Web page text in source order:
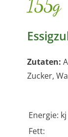
Zutaten:
Zucker,
Energie:
Fett: